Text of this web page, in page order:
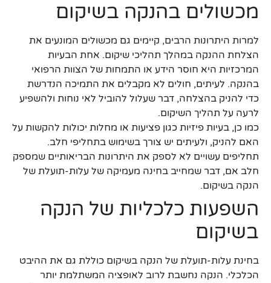
מכשולים בהנקה בשיקום
למרות היתרונות הרבים, קיימים גם מכשולים המונעים את
הצלחת ההנקה במהלך תהליכי שיקום. אחת הבעיות
המרכזיות היא חוסר הידע או התמחות של הצוות הרפואי
בהנקה. לעיתים, חולים לא מקבלים את התמיכה הנדרשת
כדי להניק בהצלחה, דבר שעלול להוביל לאי נוחות ולהשפיע
לרעה על תהליך השיקום.
כמו כן, בעיות פיזיות כגון פציעות או מחלות יכולות להקשות על
האם להניק, ולעיתים יש צורך בשימוש בתחליפי חלב.
תחליפים עשויים לא לספק את היתרונות הבריאותיים שמספק
חלב אם, דבר שמחייב בחינה מעמיקה של עלות-תועלת של
הנקה בשיקום.
השפעות כלכליות של הנקה
בשיקום
בחינת עלות-תועלת של הנקה בשיקום כוללת גם את ההיבט
הכלכלי. הנקה נחשבת לרוב לאופציה המשתלמת יותר